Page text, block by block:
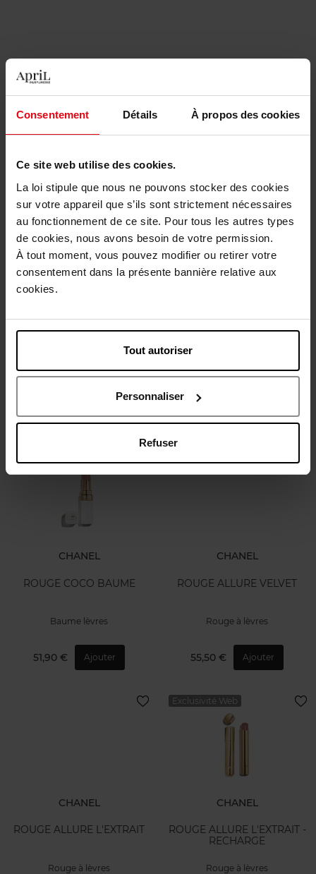
Consentement Détails À propos des cookies
Ce site web utilise des cookies.
La loi stipule que nous ne pouvons stocker des cookies
sur votre appareil que s’ils sont strictement nécessaires
au fonctionnement de ce site. Pour tous les autres types
de cookies, nous avons besoin de votre permission.
À tout moment, vous pouvez modifier ou retirer votre
consentement dans la présente bannière relative aux
cookies.
Tout autoriser
Personnaliser
Refuser
48,90 € Ajouter
Rouge à lèvre Rouge à lèvres
CHANEL
ROUGE COCO BAUME
Baume lèvres
51,90 € Ajouter
CHANEL
ROUGE ALLURE VELVET
Rouge à lèvres
55,50 € Ajouter
CHANEL
ROUGE ALLURE L'EXTRAIT
Rouge à lèvres
Exclusivité Web
CHANEL
ROUGE ALLURE L'EXTRAIT -
RECHARGE
Rouge à lèvres